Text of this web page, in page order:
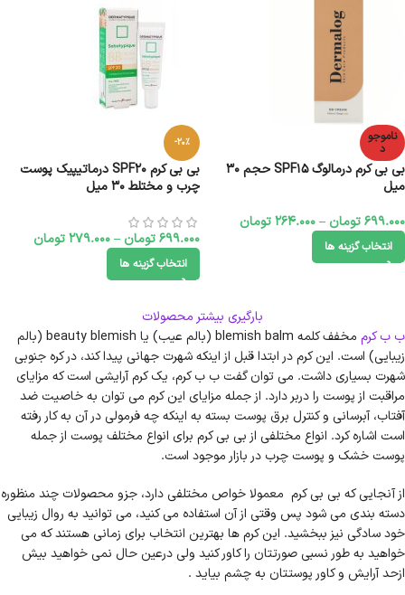
ناموجو
د
بی بی کرم درمالوگ SPF15 حجم 30
میل
699.000تومان –
264.000تومان
انتخاب گزینه ها
-20%
بی بی کرم SPF20 درماتیپیک پوست
چرب و مختلط 30 میل
699.000تومان –
279.000تومان
انتخاب گزینه ها
بارگیری بیشتر محصولات
ب ب کرم
مخفف کلمه blemish balm (بالم عیب) یا beauty blemish (بالم
زیبایی) است. این کرم در ابتدا قبل از اینکه شهرت جهانی پیدا کند، در کره جنوبی
شهرت بسیاری داشت. می توان گفت ب ب کرم، یک کرم آرایشی است که مزایای
مراقبت از پوست را دربر دارد. از جمله مزایای این کرم می توان به خاصیت ضد
آفتاب، آبرسانی و کنترل برق پوست بسته به اینکه چه فرمولی در آن به کار رفته
است اشاره کرد. انواع مختلفی از بی بی کرم برای انواع مختلف پوست از جمله
پوست خشک و پوست چرب در بازار موجود است.
از آنجایی که بی بی کرم معمولا خواص مختلفی دارد، جزو محصولات چند منظوره
دسته بندی می شود پس وقتی از آن استفاده می کنید، می توانید به روال زیبایی
خود سادگی نیز ببخشید. این کرم ها بهترین انتخاب برای زمانی هستند که می
خواهید به طور نسبی صورتتان را کاور کنید ولی درعین حال نمی خواهید بیش
ازحد آرایش و کاور پوستتان به چشم بیاید .